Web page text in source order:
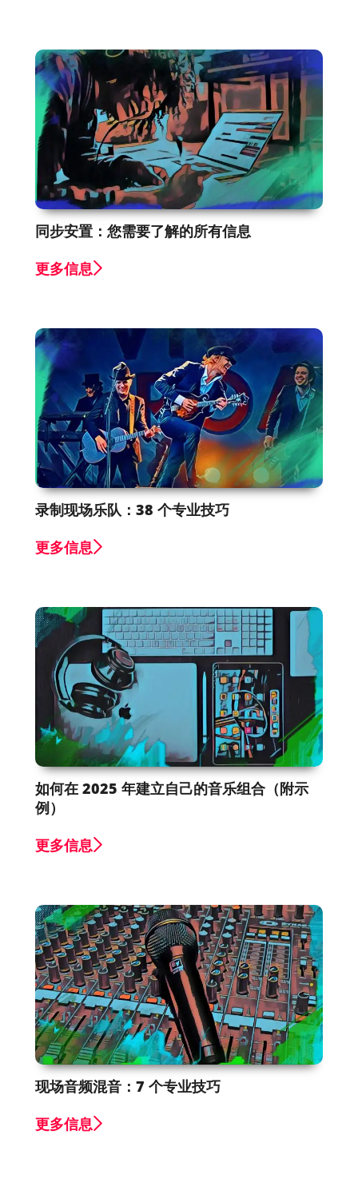
同步安置：您需要了解的所有信息
更多信息
录制现场乐队：38 个专业技巧
更多信息
如何在 2025 年建立自己的音乐组合（附示
例）
更多信息
现场音频混音：7 个专业技巧
更多信息